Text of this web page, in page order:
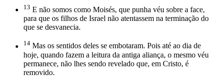
13 E não somos como Moisés, que punha véu sobre a face,
para que os filhos de Israel não atentassem na terminação do
que se desvanecia.
14 Mas os sentidos deles se embotaram. Pois até ao dia de
hoje, quando fazem a leitura da antiga aliança, o mesmo véu
permanece, não lhes sendo revelado que, em Cristo, é
removido.